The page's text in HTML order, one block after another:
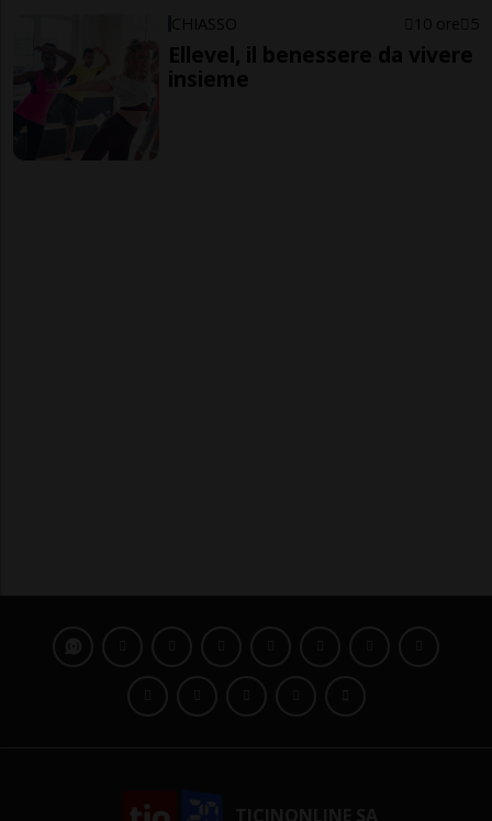
CHIASSO 10 ore 5
Ellevel, il benessere da vivere
insieme